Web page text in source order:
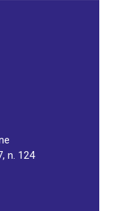
n. 124